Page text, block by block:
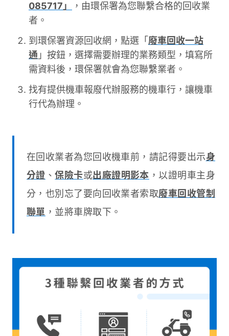
085717」
，由環保署為您聯繫合格的回收業
者。
到環保署資源回收網，點選「 廢車回收一站
通 」按鈕，選擇需要辦理的業務類型，填寫所
需資料後，環保署就會為您聯繫業者。
找有提供機車報廢代辦服務的機車行，讓機車
行代為辦理。
在回收業者為您回收機車前，請記得要出示身
分證 、保險卡或出廠證明影本 ，以證明車主身
分，也別忘了要向回收業者索取廢車回收管制
聯單 ，並將車牌取下。